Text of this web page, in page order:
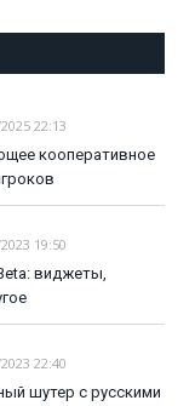
22:13
кооперативное
19:50
виджеты,
22:40
шутер с русскими